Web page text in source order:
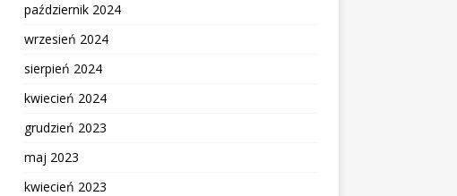
październik 2024
wrzesień 2024
sierpień 2024
kwiecień 2024
grudzień 2023
maj 2023
kwiecień 2023